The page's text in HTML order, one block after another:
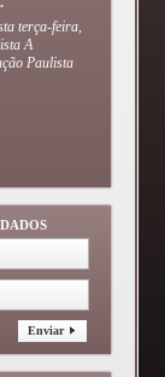
terça-feira,
A
Paulista
Enviar